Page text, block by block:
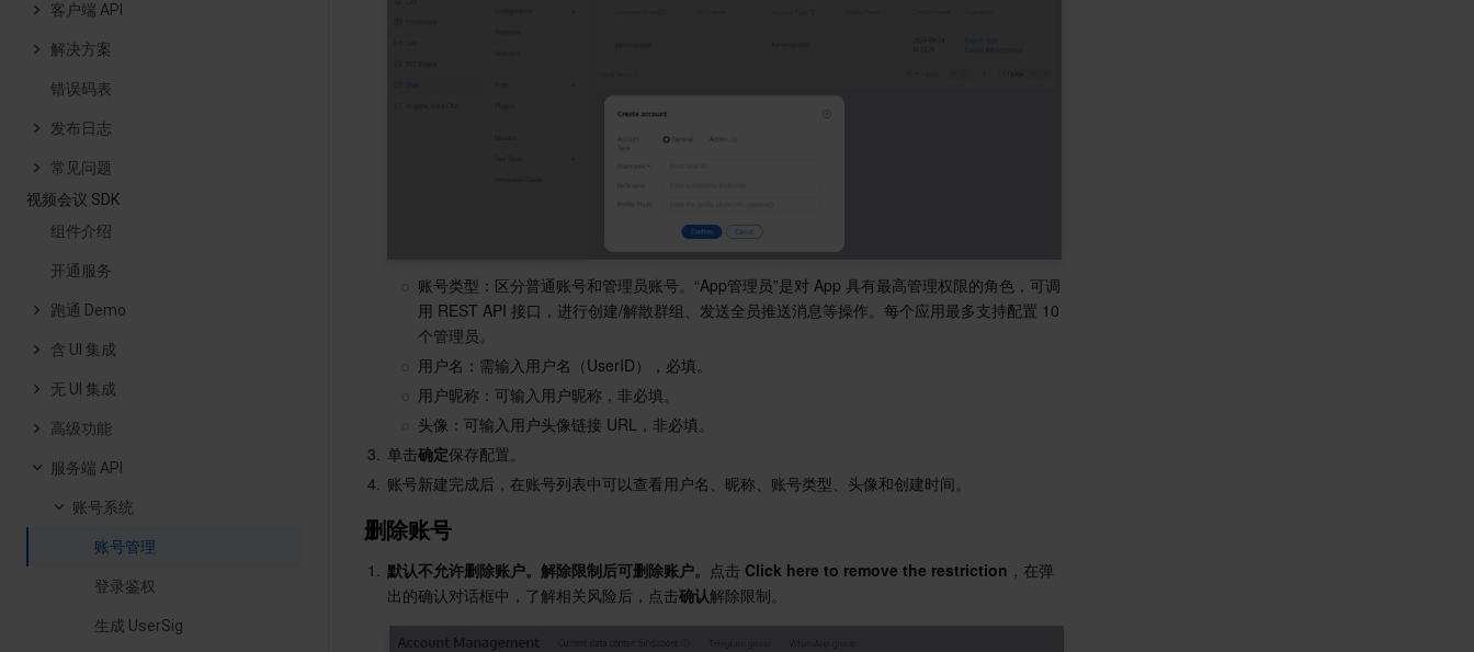
客户端 API
解决方案
错误码表
发布日志
常见问题
视频会议 SDK
组件介绍
开通服务
跑通 Demo
含 UI 集成
无 UI 集成
高级功能
服务端 API
账号系统
账号管理
登录鉴权
生成 UserSig
账号类型：区分普通账号和管理员账号。“App管理员”是对 App 具有最高管理权限的角色，可调
用 REST API 接口，进行创建/解散群组、发送全员推送消息等操作。每个应用最多支持配置 10
个管理员。
用户名：需输入用户名（UserID），必填。
用户昵称：可输入用户昵称，非必填。
头像：可输入用户头像链接 URL，非必填。
3. 单击确定保存配置。
4. 账号新建完成后，在账号列表中可以查看用户名、昵称、账号类型、头像和创建时间。
删除账号
1. 默认不允许删除账户。解除限制后可删除账户。 点击 Click here to remove the restriction ，在弹
出的确认对话框中，了解相关风险后，点击确认解除限制。